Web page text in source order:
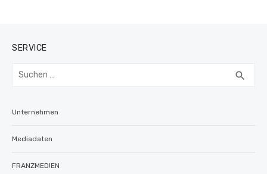
SERVICE
Suchen
search
Unternehmen
Mediadaten
FRANZMED!EN